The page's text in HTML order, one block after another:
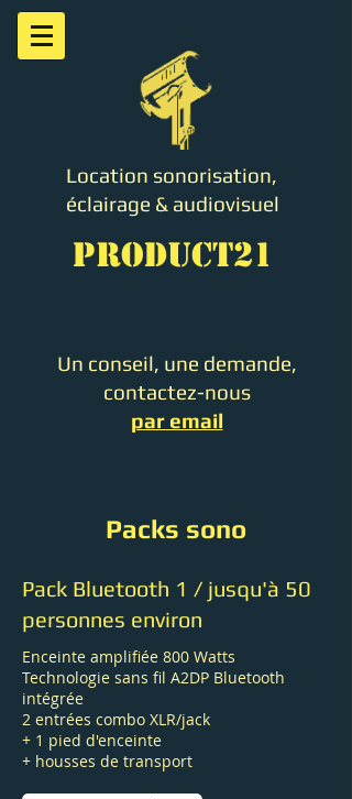
Location sonorisation,
éclairage & audiovisuel
PRODUCT21
Un conseil, une demande,
contactez-nous
par email
Packs sono
Pack Bluetooth 1 / jusqu'à 50
personnes environ
Enceinte amplifiée 800 Watts
Technologie sans fil A2DP Bluetooth
intégrée
2 entrées combo XLR/jack
+ 1 pied d'enceinte
+ housses de transport